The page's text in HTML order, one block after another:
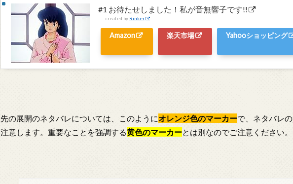
#1 お待たせしました！私が音無響子です!!
created by Rinker
Amazon 楽天市場 Yahooショッピング
先の展開のネタバレについては、このようにオレンジ色のマーカーで、ネタバレ
注意します。重要なことを強調する黄色のマーカーとは別なのでご注意ください。